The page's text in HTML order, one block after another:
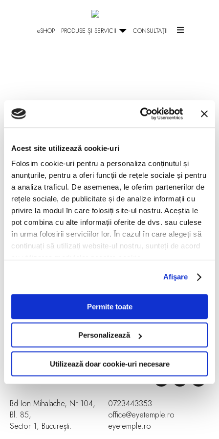
Acest site utilizează cookie-uri
Folosim cookie-uri pentru a personaliza conținutul și
anunțurile, pentru a oferi funcții de rețele sociale și pentru
a analiza traficul. De asemenea, le oferim partenerilor de
rețele sociale, de publicitate și de analize informații cu
privire la modul în care folosiți site-ul nostru. Aceștia le
pot combina cu alte informații oferite de dvs. sau culese
în urma folosirii serviciilor lor. În cazul în care alegeți să
continuați să utilizați website-ul nostru, sunteți de acord
Afişare
Permite toate
Personalizează
Utilizează doar cookie-uri necesare
SHOP PRODUSE ȘI SERVICII CONSULTAȚII
ECHIPAMENTE
DESPRE
POLITICĂ DE COOKIES
CONTACT
Bd Ion Mihalache, Nr 104,
Bl. 85,
Sector 1, București.
0723443353
office@eyetemple.ro
eyetemple.ro